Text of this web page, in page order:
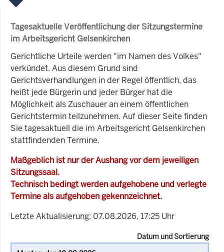
Tagesaktuelle Veröffentlichung der Sitzungstermine
im Arbeitsgericht Gelsenkirchen
Gerichtliche Urteile werden "im Namen des Volkes"
verkündet. Aus diesem Grund sind
Gerichtsverhandlungen in der Regel öffentlich, das
heißt jede Bürgerin und jeder Bürger hat die
Möglichkeit als Zuschauer an einem öffentlichen
Gerichtstermin teilzunehmen. Auf dieser Seite finden
Sie tagesaktuell die im Arbeitsgericht Gelsenkirchen
stattfindenden Termine.
Maßgeblich ist nur der Aushang vor dem jeweiligen
Sitzungssaal.
Technisch bedingt werden aufgehobene und verlegte
Termine als aufgehoben gekennzeichnet.
Letzte Aktualisierung: 07.08.2026, 17:25 Uhr
Datum und Sortierung